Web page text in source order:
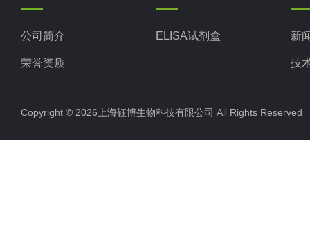
公司简介
荣誉资质
ELISA试剂盒 新
技
Copyright © 2026上海钰博生物科技有限公司 All Rights